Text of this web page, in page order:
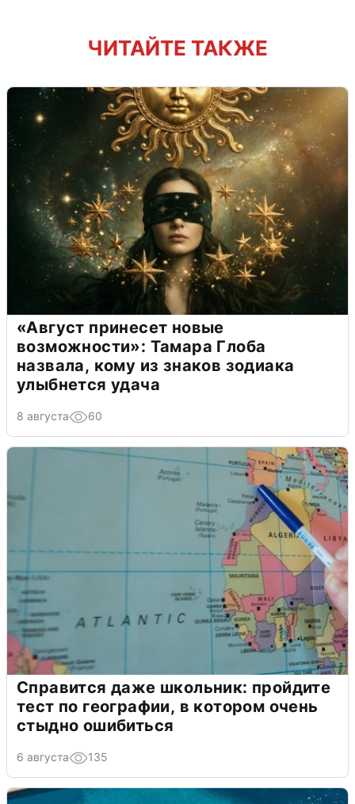
ЧИТАЙТЕ ТАКЖЕ
«Август принесет новые
возможности»: Тамара Глоба
назвала, кому из знаков зодиака
улыбнется удача
8 августа 60
Справится даже школьник: пройдите
тест по географии, в котором очень
стыдно ошибиться
6 августа 135